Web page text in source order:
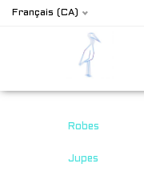
Français (CA)
Robes
Jupes